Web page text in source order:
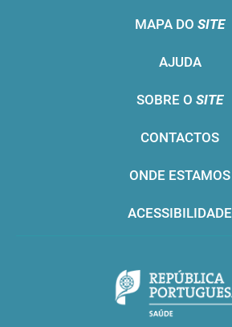
MAPA DO SITE
AJUDA
SOBRE O SITE
CONTACTOS
ONDE ESTAMOS
ACESSIBILIDADE